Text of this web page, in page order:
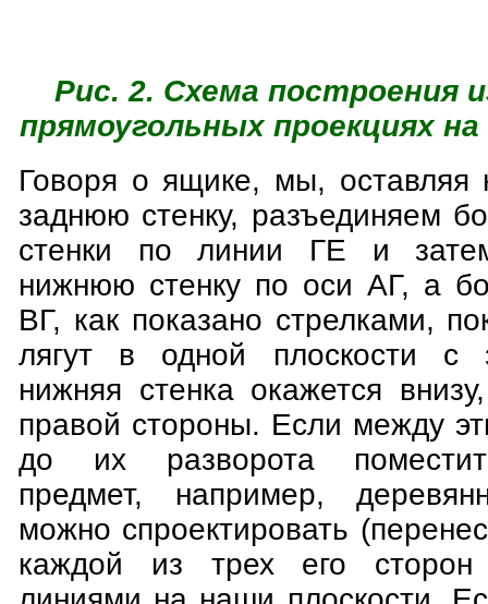
Рис. 2. Схема построения
прямоугольных проекциях
Говоря о ящике, мы, оставляя
заднюю стенку, разъединяем
стенки по линии ГЕ и
нижнюю стенку по оси АГ, а
ВГ, как показано стрелками,
лягут в одной плоскости с
нижняя стенка окажется
правой стороны. Если между
до их разворота
предмет, например,
можно спроектировать
каждой из трех его сторон